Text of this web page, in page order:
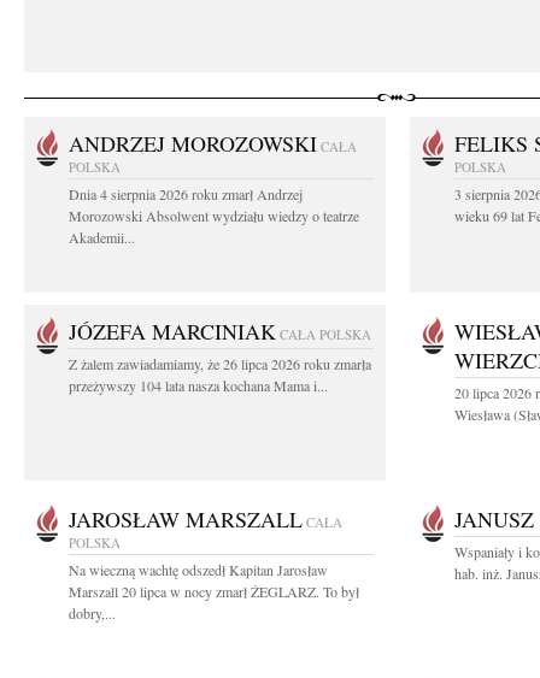
ANDRZEJ MOROZOWSKI CAŁA
POLSKA
Dnia 4 sierpnia 2026 roku zmarł Andrzej
Morozowski Absolwent wydziału wiedzy o teatrze
Akademii...
FELIKS
POLSKA
3 sierpnia
wieku 69 lat
JÓZEFA MARCINIAK CAŁA POLSKA
Z żalem zawiadamiamy, że 26 lipca 2026 roku zmarła
przeżywszy 104 lata nasza kochana Mama i...
20 lipca 2026
Wiesława
JAROSŁAW MARSZALL CAŁA
POLSKA
Na wieczną wachtę odszedł Kapitan Jarosław
Marszall 20 lipca w nocy zmarł ŻEGLARZ. To był
dobry,...
Wspaniały i
hab. inż.